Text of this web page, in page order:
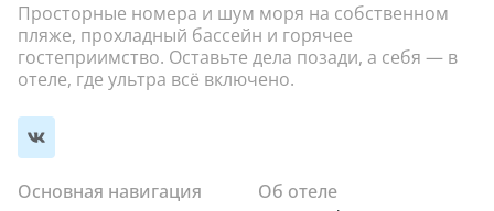
Просторные номера и шум моря на собственном
пляже, прохладный бассейн и горячее
гостеприимство. Оставьте дела позади, а себя — в
отеле, где ультра всё включено.
Основная навигация
Об отеле